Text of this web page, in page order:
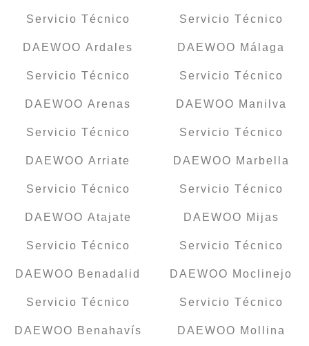
Servicio Técnico
DAEWOO Ardales
Servicio Técnico
DAEWOO Arenas
Servicio Técnico
DAEWOO Arriate
Servicio Técnico
DAEWOO Atajate
Servicio Técnico
DAEWOO Benadalid
Servicio Técnico
DAEWOO Benahavís
Servicio Técnico
DAEWOO Málaga
Servicio Técnico
DAEWOO Manilva
Servicio Técnico
DAEWOO Marbella
Servicio Técnico
DAEWOO Mijas
Servicio Técnico
DAEWOO Moclinejo
Servicio Técnico
DAEWOO Mollina